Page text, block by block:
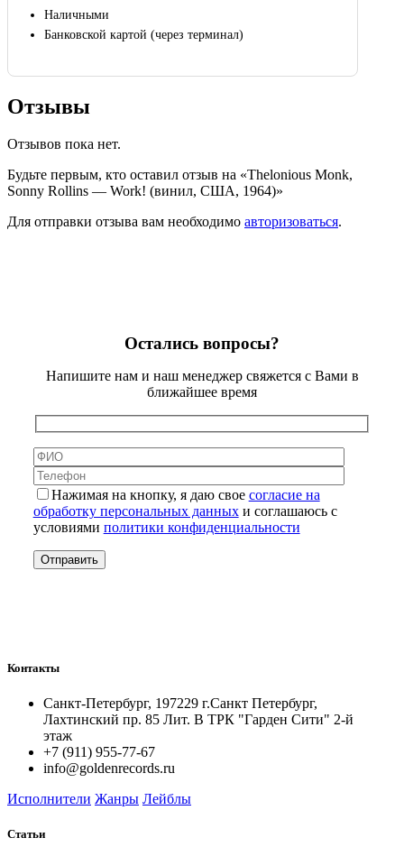
Наличными
Банковской картой (через терминал)
Отзывы
Отзывов пока нет.
Будьте первым, кто оставил отзыв на «Thelonious Monk,
Sonny Rollins — Work! (винил, США, 1964)»
Для отправки отзыва вам необходимо авторизоваться.
Остались вопросы?
Напишите нам и наш менеджер свяжется с Вами в
ближайшее время
Нажимая на кнопку, я даю свое согласие на
обработку персональных данныхи соглашаюсь с
условиями политики конфиденциальности
Контакты
Санкт-Петербург, 197229 г.Санкт Петербург,
Лахтинский пр. 85 Лит. B ТРК "Гарден Сити" 2-й
этаж
+7 (911) 955-77-67
info@goldenrecords.ru
Исполнители Жанры Лейблы
Статьи